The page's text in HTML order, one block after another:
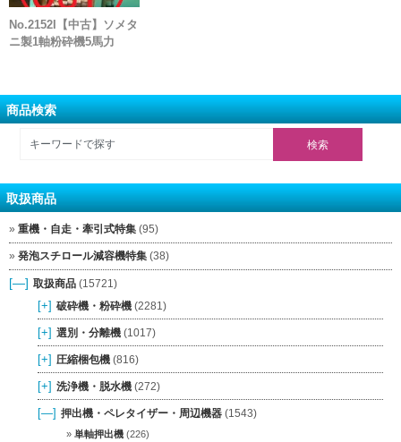
No.2152I【中古】ソメタ
ニ製1軸粉砕機5馬力
商品検索
取扱商品
重機・自走・牽引式特集 (95)
発泡スチロール減容機特集 (38)
[—] 取扱商品 (15721)
[+] 破砕機・粉砕機 (2281)
[+] 選別・分離機 (1017)
[+] 圧縮梱包機 (816)
[+] 洗浄機・脱水機 (272)
[—] 押出機・ペレタイザー・周辺機器 (1543)
単軸押出機 (226)